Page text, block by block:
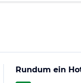
Rundum ein